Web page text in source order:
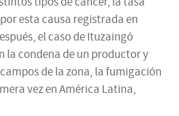
esta causa registrada en
el caso de Ituzaingó
la condena de un productor y
de la zona, la fumigación
vez en América Latina,